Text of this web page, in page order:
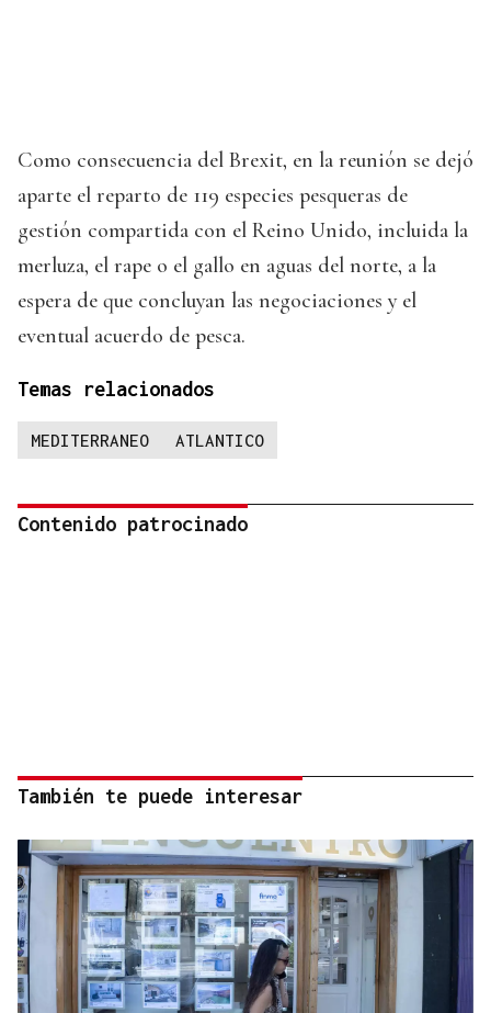
Como consecuencia del Brexit, en la reunión se dejó
aparte el reparto de 119 especies pesqueras de
gestión compartida con el Reino Unido, incluida la
merluza, el rape o el gallo en aguas del norte, a la
espera de que concluyan las negociaciones y el
eventual acuerdo de pesca.
Temas relacionados
MEDITERRANEO ATLANTICO
Contenido patrocinado
También te puede interesar